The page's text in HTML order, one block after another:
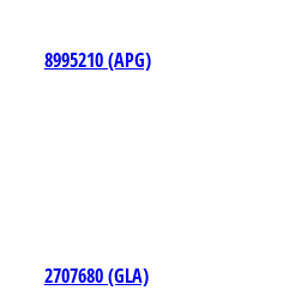
8995210 (APG)
2707680 (GLA)